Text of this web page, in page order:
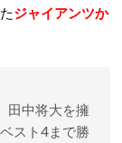
ジャイアンツか
田中将大を擁
スト4まで勝